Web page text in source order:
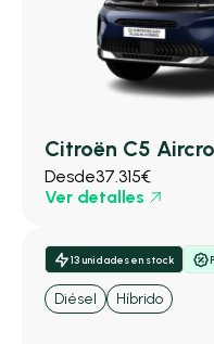
Citroën C5
Desde37.315€
Ver detalles
13 unidades en stock
Diésel Híbrido